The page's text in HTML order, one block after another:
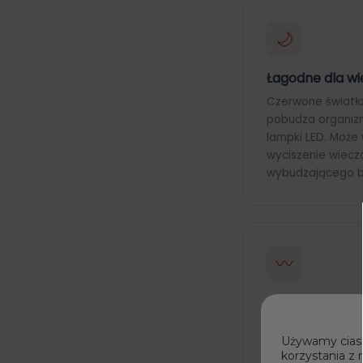
🌙
Łagodne dla
Czerwone
pobudza
lampki LED.
wyciszenie
wybudzającego
〰
Stabilne
równomierny
Używamy
korzystania z